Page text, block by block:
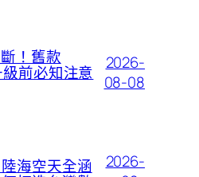
！舊款
前必知注意
2026-
08-08
海空天全涵
2026-